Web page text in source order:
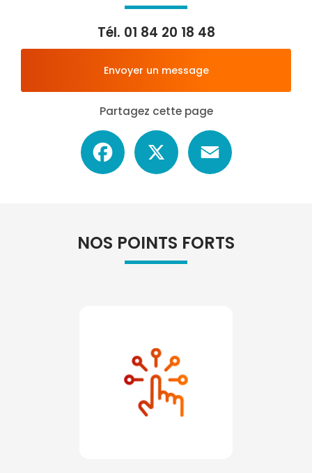
Tél. 01 84 20 18 48
Envoyer un message
Partagez cette page
Facebook
NOS POINTS FORTS